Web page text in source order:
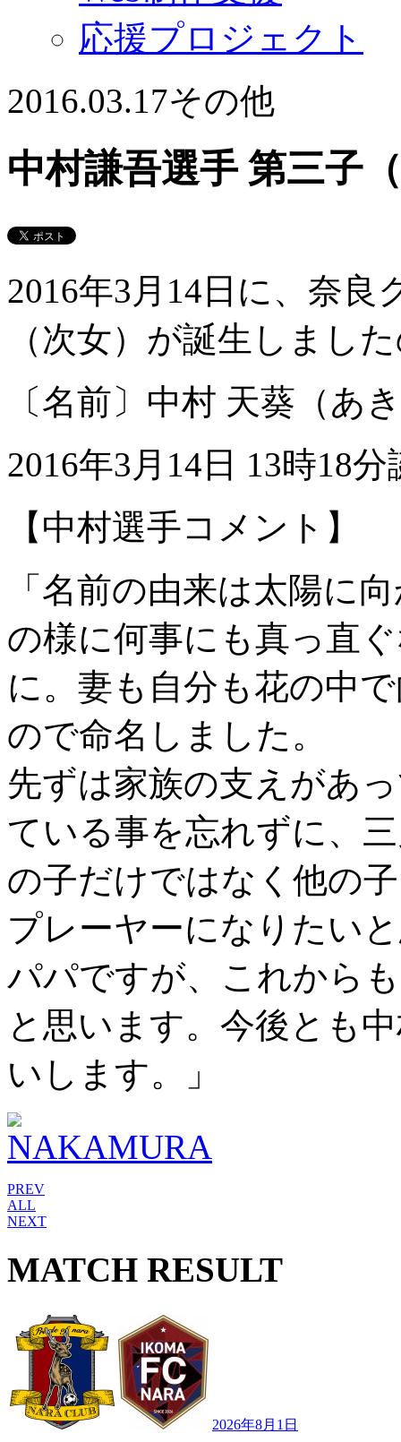
応援プロジェクト
2016.03.17その他
中村謙吾選手 第三子
2016年3月14日に、奈
（次女）が誕生しまし
〔名前〕中村 天葵（あ
2016年3月14日 13時18
【中村選手コメント】
「名前の由来は太陽に
の様に何事にも真っ直
に。妻も自分も花の中
ので命名しました。
先ずは家族の支えがあ
ている事を忘れずに、
の子だけではなく他の
プレーヤーになりたい
パパですが、これから
と思います。今後とも
いします。」
PREV
ALL
NEXT
MATCH RESULT
2026年8月1日